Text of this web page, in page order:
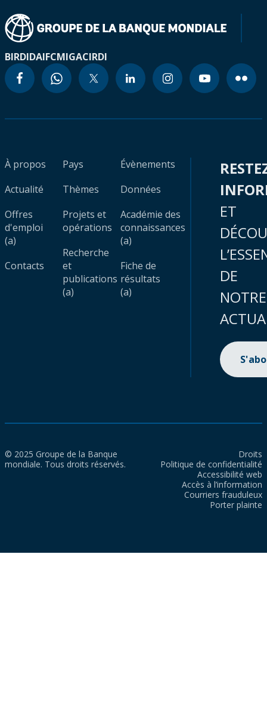
BIRDIDAIFCMIGACIRDI
À propos
Actualité
Offres
d'emploi
(a)
Contacts
Pays
Thèmes
Projets et
opérations
Recherche
et
publications
(a)
Évènements
Données
Académie des
connaissances
(a)
Fiche de
résultats
(a)
ET
DE
NOTRE
© 2025 Groupe de la Banque
mondiale. Tous droits réservés.
Droits
Politique de confidentialité
Accessibilité web
Accès à l’information
Courriers frauduleux
Porter plainte